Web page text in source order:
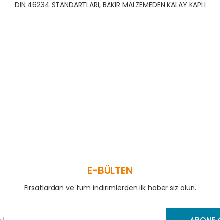
DIN 46234 STANDARTLARI, BAKIR MALZEMEDEN KALAY KAPLI
E-BÜLTEN
Fırsatlardan ve tüm indirimlerden ilk haber siz olun.